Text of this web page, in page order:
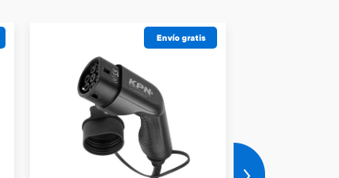
Envío gratis